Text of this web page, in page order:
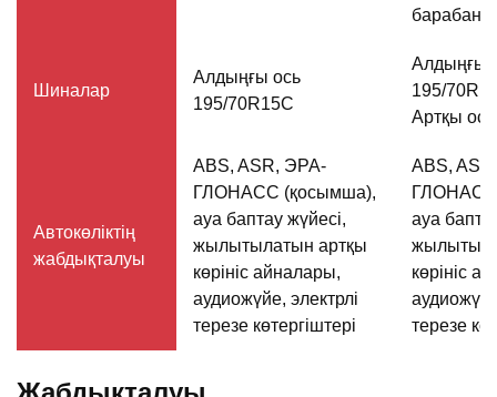
Шиналар
Алдыңғы ось
195/70R15C
Алдыңғы
195/
Артқы
Автокөліктің
жабдықталуы
ABS, ASR, ЭРА-
ГЛОНАСС (қосымша),
ауа баптау жүйесі,
жылытылатын артқы
көрініс айналары,
аудиожүйе, электрлі
терезе көтергіштері
ABS,
ГЛОНАСС
ауа
көрініс
терезе